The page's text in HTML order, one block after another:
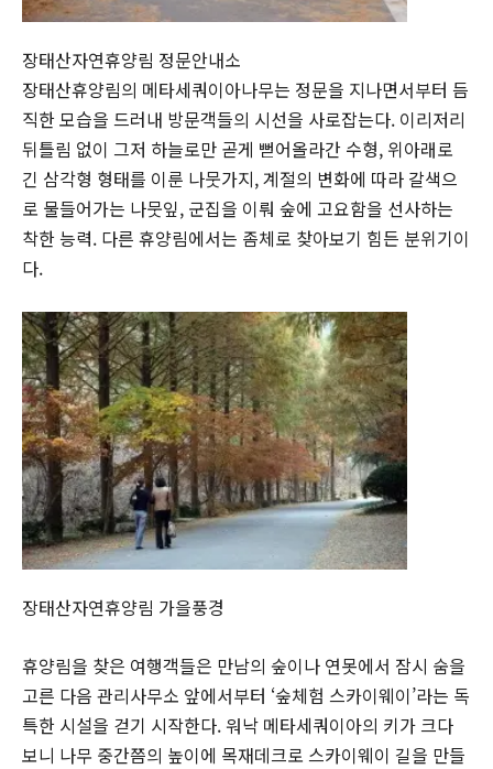
장태산자연휴양림 정문안내소
장태산휴양림의 메타세쿼이아나무는 정문을 지나면서부터 듬
직한 모습을 드러내 방문객들의 시선을 사로잡는다. 이리저리
뒤틀림 없이 그저 하늘로만 곧게 뻗어올라간 수형, 위아래로
긴 삼각형 형태를 이룬 나뭇가지, 계절의 변화에 따라 갈색으
로 물들어가는 나뭇잎, 군집을 이뤄 숲에 고요함을 선사하는
착한 능력. 다른 휴양림에서는 좀체로 찾아보기 힘든 분위기이
다.
장태산자연휴양림 가을풍경
휴양림을 찾은 여행객들은 만남의 숲이나 연못에서 잠시 숨을
고른 다음 관리사무소 앞에서부터 ‘숲체험 스카이웨이’라는 독
특한 시설을 걷기 시작한다. 워낙 메타세쿼이아의 키가 크다
보니 나무 중간쯤의 높이에 목재데크로 스카이웨이 길을 만들